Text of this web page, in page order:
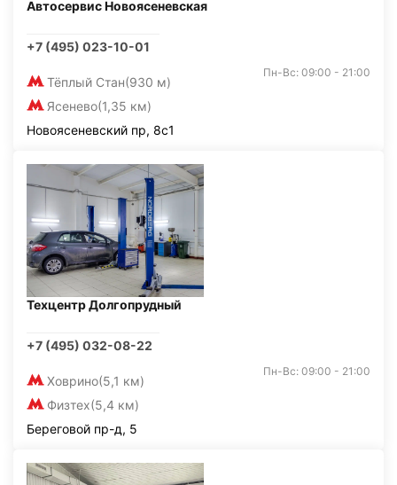
Автосервис Новоясеневская
+7 (495) 023-10-01
Тёплый Стан(930 м)
Ясенево(1,35 км)
Пн-Вс: 09:00 - 21:00
Новоясеневский пр, 8с1
Техцентр Долгопрудный
+7 (495) 032-08-22
Ховрино(5,1 км)
Физтех(5,4 км)
Пн-Вс: 09:00 - 21:00
Береговой пр-д, 5